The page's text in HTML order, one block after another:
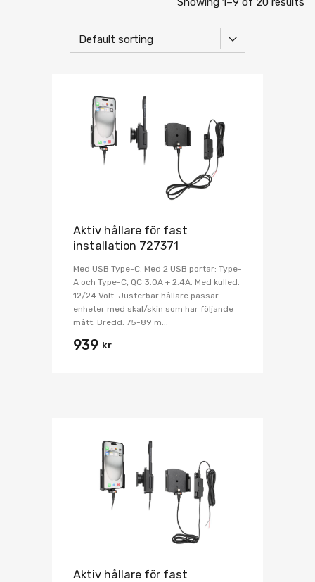
Aktiv hållare för fast
installation 727371
Med USB Type-C. Med 2 USB portar: Type-
A och Type-C, QC 3.0A + 2.4A. Med kulled.
12/24 Volt. Justerbar hållare passar
enheter med skal/skin som har följande
mått: Bredd: 75-89 m...
939 kr
Aktiv hållare för fast